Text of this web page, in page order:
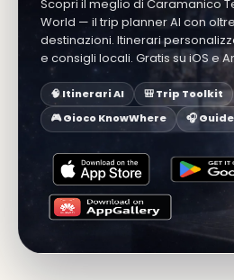
Scopri il meglio di Caramanico
World — il trip planner AI con
destinazioni. Itinerari
e consigli locali. Gratis su iOS e
🧠 Itinerari AI
🎒 Trip Toolkit
🎮 Gioco KnowWhere
🎧